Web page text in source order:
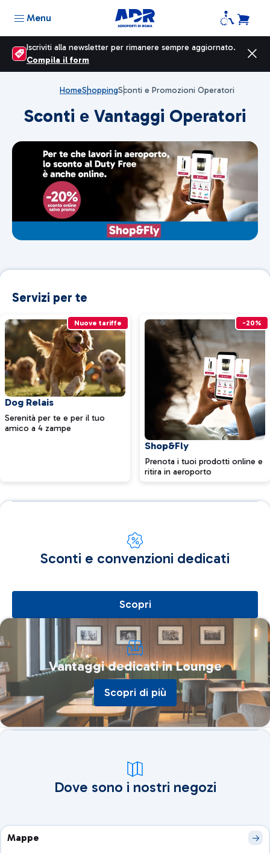
Menu
Iscriviti alla newsletter per rimanere sempre aggiornato.
Compila il form
HomeShoppingSconti e Promozioni Operatori
Sconti e Vantaggi Operatori
Servizi per te
Nuove tariffe
Dog Relais
Serenità per te e per il tuo
amico a 4 zampe
-20%
Shop&Fly
Prenota i tuoi prodotti online e
ritira in aeroporto
Sconti e convenzioni dedicati
Scopri
Vantaggi dedicati in Lounge
Scopri di più
Dove sono i nostri negozi
Mappe